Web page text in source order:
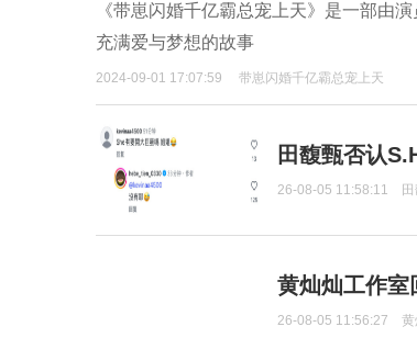
《带崽闪婚千亿霸总宠上天》是一部由
充满爱与梦想的故事
2024-09-01 17:07:59 带崽闪婚千亿霸总宠上天
田馥甄否认
26-08-05 11:58:11
黄灿灿工作室
26-08-05 11:56:27 黄